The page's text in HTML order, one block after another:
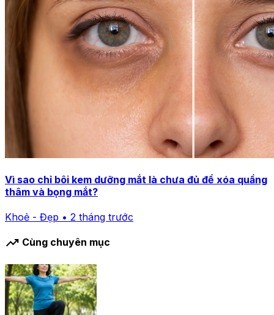
Vì sao chỉ bôi kem dưỡng mắt là chưa đủ để xóa quầng
thâm và bọng mắt?
Khoẻ - Đẹp • 2 tháng trước
trending_up Cùng chuyên mục